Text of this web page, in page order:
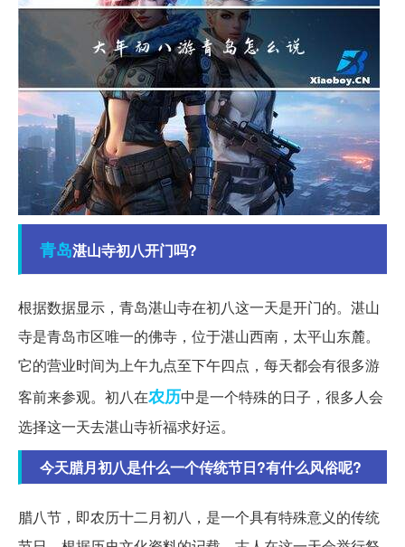
青岛湛山寺初八开门吗?
根据数据显示，青岛湛山寺在初八这一天是开门的。湛山
寺是青岛市区唯一的佛寺，位于湛山西南，太平山东麓。
它的营业时间为上午九点至下午四点，每天都会有很多游
客前来参观。初八在农历中是一个特殊的日子，很多人会
选择这一天去湛山寺祈福求好运。
今天腊月初八是什么一个传统节日?有什么风俗呢?
腊八节，即农历十二月初八，是一个具有特殊意义的传统